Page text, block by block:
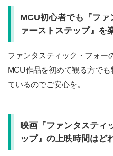
MCU初心者でも『フ
ァーストステップ』を
ファンタスティック・フォー
MCU作品を初めて観る方で
ているのでご安心を。
映画『ファンタスティ
ップ』の上映時間はど